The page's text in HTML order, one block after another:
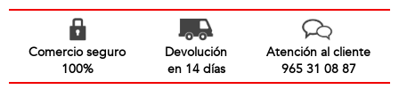
Comercio seguro
100%
Devolución
en 14 días
Atención al cliente
965 31 08 87